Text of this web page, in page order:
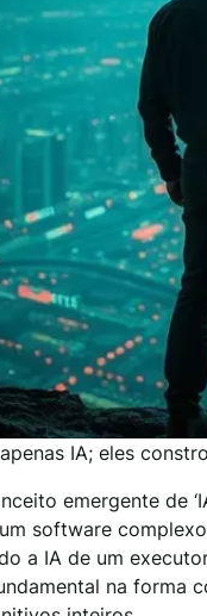
IA; eles
emergente de
software
a IA de um
na